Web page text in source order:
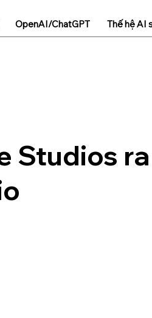
Studios
OpenAI/ChatGPT Thế hệ AI